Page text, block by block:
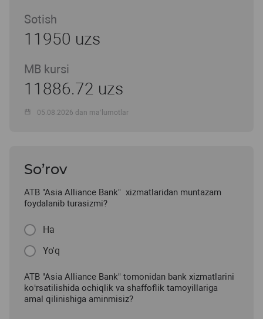
Sotish
11950 uzs
MB kursi
11886.72 uzs
05.08.2026 dan ma’lumotlar
So’rov
ATB "Asia Alliance Bank" xizmatlaridan muntazam
foydalanib turasizmi?
Ha
Yo'q
ATB "Asia Alliance Bank" tomonidan bank xizmatlarini
ko‘rsatilishida ochiqlik va shaffoflik tamoyillariga
amal qilinishiga aminmisiz?